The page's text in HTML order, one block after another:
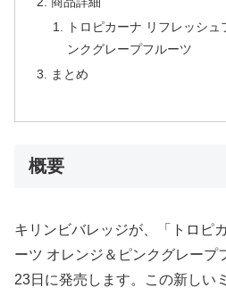
トロピカーナ リフレッシ
ンクグレープフルーツ
まとめ
概要
キリンビバレッジが、「トロピ
ーツ オレンジ＆ピンクグレープ
23日に発売します。この新しい